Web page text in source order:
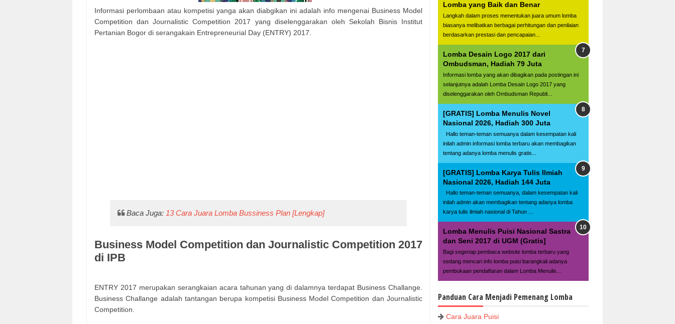
Informasi perlombaan atau kompetisi yanga akan diabgikan ini adalah info mengenai Business Model
Competition dan Journalistic Competition 2017 yang diselenggarakan oleh Sekolah Bisnis Institut
Pertanian Bogor di serangakain Entrepreneurial Day (ENTRY) 2017.
Baca Juga: 13 Cara Juara Lomba Bussiness Plan [Lengkap]
Business Model Competition dan Journalistic Competition 2017
di IPB
ENTRY 2017 merupakan serangkaian acara tahunan yang di dalamnya terdapat Business Challange.
Business Challange adalah tantangan berupa kompetisi Business Model Competition dan Journalistic
Competition.
Lomba yang Baik dan Benar
Langkah dalam proses menentukan juara umum lomba
biasanya melibatkan berbagai perhitungan dan penilaian
berdasarkan prestasi dan pencapaian...
Lomba Desain Logo 2017 dari
Ombudsman, Hadiah 79 Juta
Informasi lomba yang akan dibagikan pada postingan ini
selanjutnya adalah Lomba Desain Logo 2017 yang
diselenggarakan oleh Ombudsman Republi...
[GRATIS] Lomba Menulis Novel
Nasional 2026, Hadiah 300 Juta
Hallo teman-teman semuanya dalam kesempatan kali
inilah admin informasi lomba terbaru akan membagikan
tentang adanya lomba menulis gratis...
[GRATIS] Lomba Karya Tulis Ilmiah
Nasional 2026, Hadiah 144 Juta
Hallo teman-teman semuanya, dalam kesempatan kali
inilah admin akan membagikan tentang adanya lomba
karya tulis ilmiah nasional di Tahun ...
Lomba Menulis Puisi Nasional Sastra
dan Seni 2017 di UGM (Gratis]
Bagi segenap pembaca website lomba terbaru yang
sedang mencari info lomba puisi barangkali adanya
pembukaan pendaftaran dalam Lomba Menulis...
Panduan Cara Menjadi Pemenang Lomba
Cara Juara Puisi